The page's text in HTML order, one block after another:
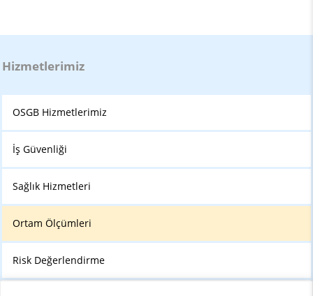
Hizmetlerimiz
OSGB Hizmetlerimiz
İş Güvenliği
Sağlık Hizmetleri
Ortam Ölçümleri
Risk Değerlendirme